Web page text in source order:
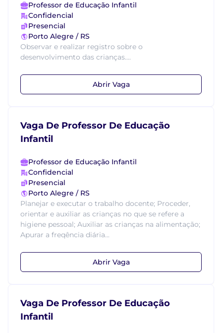
Professor de Educação Infantil
Confidencial
Presencial
Porto Alegre / RS
Observar e realizar registro sobre o
desenvolvimento das crianças....
Abrir Vaga
Vaga De Professor De Educação
Infantil
Professor de Educação Infantil
Confidencial
Presencial
Porto Alegre / RS
Planejar e executar o trabalho docente; Proceder,
orientar e auxiliar as crianças no que se refere a
higiene pessoal; Auxiliar as crianças na alimentação;
Apurar a freqência diária...
Abrir Vaga
Vaga De Professor De Educação
Infantil